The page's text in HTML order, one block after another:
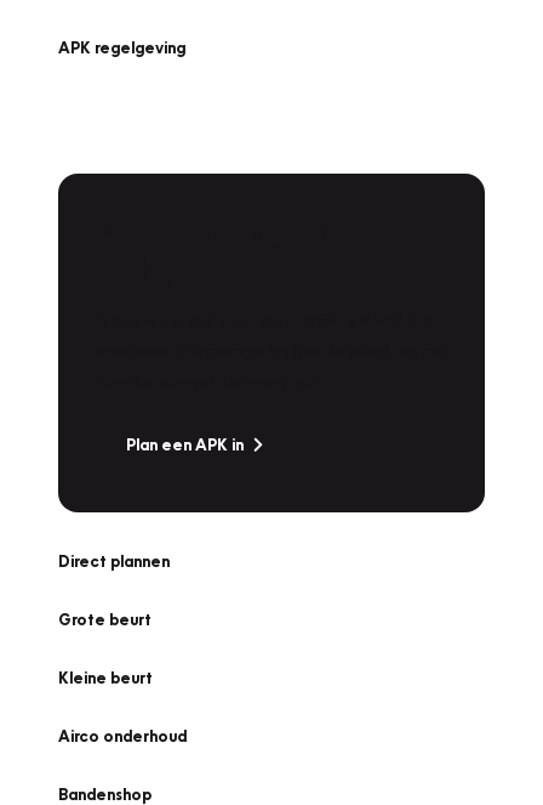
APK regelgeving
Plan een APK in
Direct plannen
Grote beurt
Kleine beurt
Airco onderhoud
Bandenshop